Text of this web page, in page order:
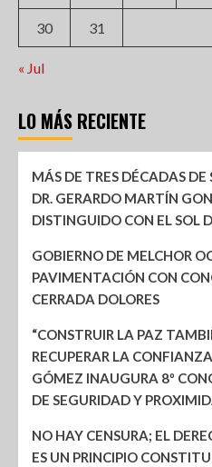
30 31
« Jul
LO MÁS RECIENTE
MÁS DE TRES DÉCADAS DE
DR. GERARDO MARTÍN
DISTINGUIDO CON EL SOL
GOBIERNO DE MELCHOR
PAVIMENTACIÓN CON
CERRADA DOLORES
“CONSTRUIR LA PAZ
RECUPERAR LA
GÓMEZ INAUGURA 8º
DE SEGURIDAD Y
NO HAY CENSURA; EL
ES UN PRINCIPIO